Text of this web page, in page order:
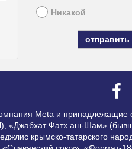
Никакой
Meta и принадлежащие
«Джабхат Фатх аш-Шам»
крымско-татарского